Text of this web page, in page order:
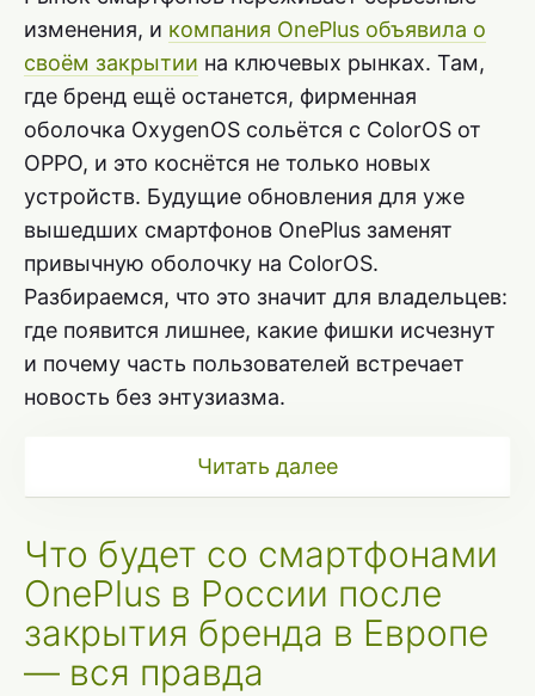
изменения, и компания OnePlus объявила о
своём закрытии на ключевых рынках. Там,
где бренд ещё останется, фирменная
оболочка OxygenOS сольётся с ColorOS от
OPPO, и это коснётся не только новых
устройств. Будущие обновления для уже
вышедших смартфонов OnePlus заменят
привычную оболочку на ColorOS.
Разбираемся, что это значит для владельцев:
где появится лишнее, какие фишки исчезнут
и почему часть пользователей встречает
новость без энтузиазма.
Читать далее
Что будет со смартфонами
OnePlus в России после
закрытия бренда в Европе
— вся правда